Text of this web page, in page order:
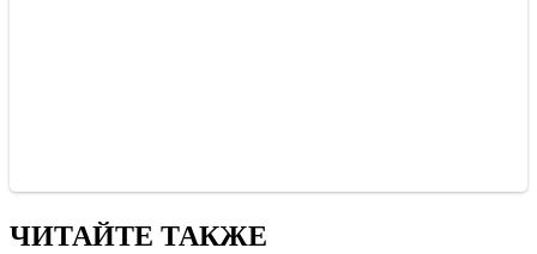
ЧИТАЙТЕ ТАКЖЕ